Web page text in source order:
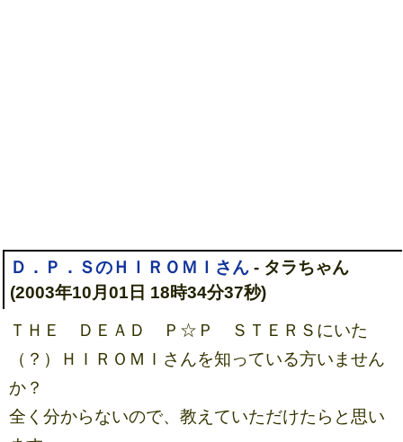
Ｄ．Ｐ．ＳのＨＩＲＯＭＩさん - タラちゃん
(2003年10月01日 18時34分37秒)
ＴＨＥ ＤＥＡＤ Ｐ☆Ｐ ＳＴＥＲＳにいた
（？）ＨＩＲＯＭＩさんを知っている方いません
か？
全く分からないので、教えていただけたらと思い